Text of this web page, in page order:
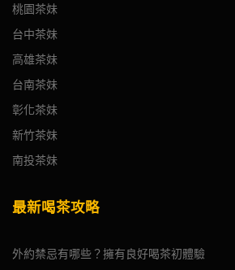
桃園茶妹
台中茶妹
高雄茶妹
台南茶妹
彰化茶妹
新竹茶妹
南投茶妹
最新喝茶攻略
外約禁忌有哪些？擁有良好喝茶初體驗